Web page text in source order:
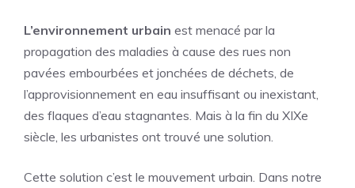
L’environnement urbain est menacé par la
propagation des maladies à cause des rues non
pavées embourbées et jonchées de déchets, de
l’approvisionnement en eau insuffisant ou inexistant,
des flaques d’eau stagnantes. Mais à la fin du XIXe
siècle, les urbanistes ont trouvé une solution.
Cette solution c’est le mouvement urbain. Dans notre